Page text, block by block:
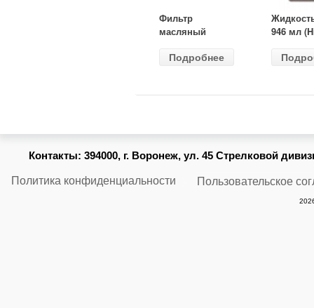
Фильтр
масляный
(MANN) W
Подробнее
946 мл
Контакты: 394000, г. Воронеж, ул. 45 Стрелковой
Политика конфиденциальности Пользовательское